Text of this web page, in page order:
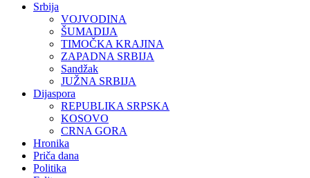
Srbija
VOJVODINA
ŠUMADIJA
TIMOČKA KRAJINA
ZAPADNA SRBIJA
Sandžak
JUŽNA SRBIJA
Dijaspora
REPUBLIKA SRPSKA
KOSOVO
CRNA GORA
Hronika
Priča dana
Politika